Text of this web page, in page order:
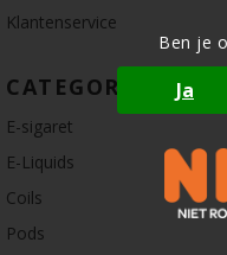
Ben je
Ja
Klantenservice
CATEGORIE
E-sigaret
E-Liquids
Coils
Pods